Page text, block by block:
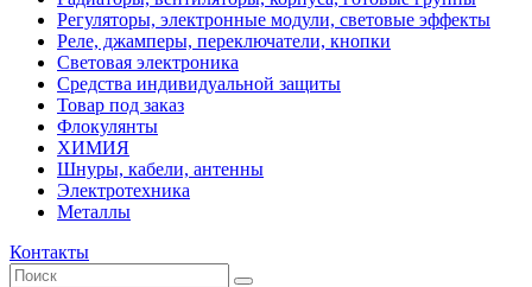
Регуляторы, электронные модули, световые эффекты
Реле, джамперы, переключатели, кнопки
Световая электроника
Средства индивидуальной защиты
Товар под заказ
Флокулянты
ХИМИЯ
Шнуры, кабели, антенны
Электротехника
Металлы
Контакты